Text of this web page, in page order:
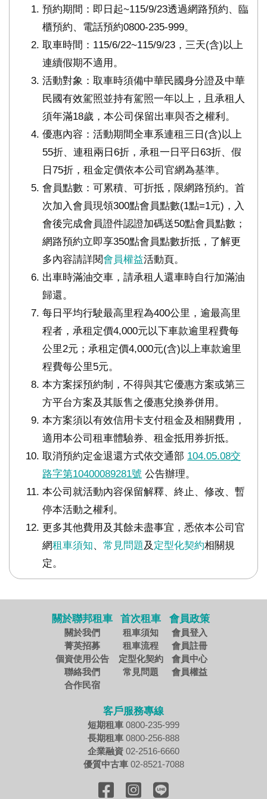
預約期間：即日起~115/9/23透過網路預約、臨
櫃預約、電話預約0800-235-999。
取車時間：115/6/22~115/9/23，三天(含)以上
連續假期不適用。
活動對象：取車時須備中華民國身分證及中華
民國有效駕照並持有駕照一年以上，且承租人
須年滿18歲，本公司保留出車與否之權利。
優惠內容：活動期間全車系連租三日(含)以上
55折、連租兩日6折，承租一日平日63折、假
日75折，租金定價依本公司官網為基準。
會員點數：可累積、可折抵，限網路預約。首
次加入會員現領300點會員點數(1點=1元)，入
會後完成會員證件認證加碼送50點會員點數；
網路預約立即享350點會員點數折抵，了解更
多內容請詳閱會員權益活動頁。
出車時滿油交車，請承租人還車時自行加滿油
歸還。
每日平均行駛最高里程為400公里，逾最高里
程者，承租定價4,000元以下車款逾里程費每
公里2元；承租定價4,000元(含)以上車款逾里
程費每公里5元。
本方案採預約制，不得與其它優惠方案或第三
方平台方案及其販售之優惠兌換券併用。
本方案須以有效信用卡支付租金及相關費用，
適用本公司租車體驗券、租金抵用券折抵。
取消預約定金退還方式依交通部 104.05.08交
路字第10400089281號 公告辦理。
本公司就活動內容保留解釋、終止、修改、暫
停本活動之權利。
更多其他費用及其餘未盡事宜，悉依本公司官
網租車須知、 常見問題 及 定型化契約相關規
定。
關於聯邦租車
關於我們
菁英招募
個資使用公告
聯絡我們
合作民宿
首次租車
租車須知
租車流程
定型化契約
常見問題
會員政策
會員登入
會員註冊
會員中心
會員權益
客戶服務專線
短期租車 0800-235-999
長期租車 0800-256-888
企業融資 02-2516-6660
優質中古車02-8521-7088